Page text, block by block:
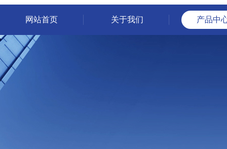
网站首页 关于我们 产品中